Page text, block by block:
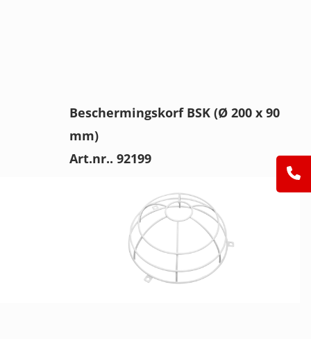
Beschermingskorf BSK (Ø 200 x 90
mm)
Art.nr.. 92199